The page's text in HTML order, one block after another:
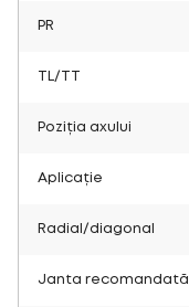
PR
TL/TT
Poziția axului
Aplicație
Radial/diagonal
Janta recomandată